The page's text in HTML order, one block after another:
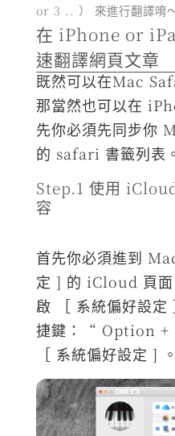
or 3 .. ） 來進行翻譯唷
在 iPhone or
速翻譯網頁文章
既然可以在Mac
那當然也可以在
先你必須先同步你
的 safari 書籤列表。
Step.1 使用
容
首先你必須進到
定 ] 的 iCloud 頁面
啟 ［ 系統偏好設
捷鍵：“ Option +
［ 系統偏好設定 ] 。